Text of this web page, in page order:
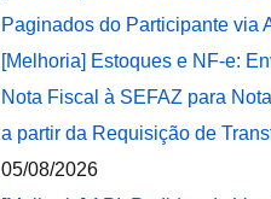
Paginados do Participante via
[Melhoria] Estoques e NF-e:
Nota Fiscal à SEFAZ para
a partir da Requisição de
05/08/2026